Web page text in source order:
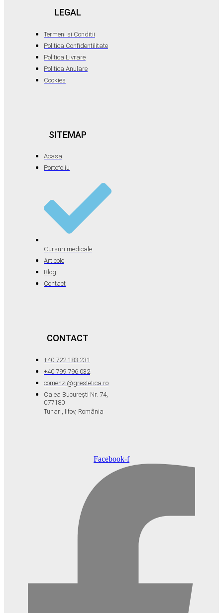
LEGAL
Termeni si Conditii
Politica Confidentilitate
Politica Livrare
Politica Anulare
Cookies
SITEMAP
Acasa
Portofoliu
Cursuri medicale
Articole
Blog
Contact
CONTACT
+40 722.183.231
+40 799.796.032
comenzi@grestetica.ro
Calea București Nr. 74,
077180
Tunari, Ilfov, România
Facebook-f